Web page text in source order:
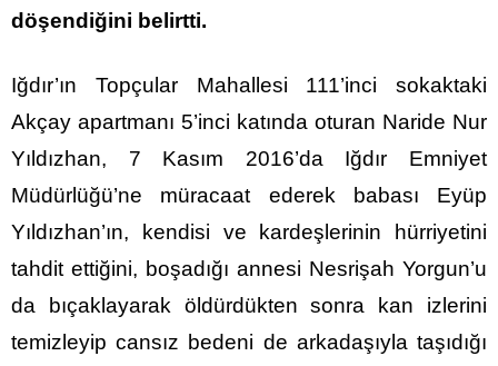
döşendiğini belirtti.
Iğdır’ın Topçular Mahallesi 111’inci sokaktaki
Akçay apartmanı 5’inci katında oturan Naride Nur
Yıldızhan, 7 Kasım 2016’da Iğdır Emniyet
Müdürlüğü’ne müracaat ederek babası Eyüp
Yıldızhan’ın, kendisi ve kardeşlerinin hürriyetini
tahdit ettiğini, boşadığı annesi Nesrişah Yorgun’u
da bıçaklayarak öldürdükten sonra kan izlerini
temizleyip cansız bedeni de arkadaşıyla taşıdığı